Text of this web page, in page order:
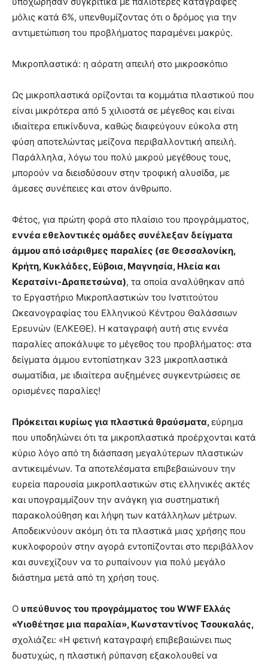
μόλις κατά 6%, υπενθυμίζοντας ότι ο δρόμος για την
αντιμετώπιση του προβλήματος παραμένει μακρύς.
Μικροπλαστικά: η αόρατη απειλή στο μικροσκόπιο
Ως μικροπλαστικά ορίζονται τα κομμάτια πλαστικού που
είναι μικρότερα από 5 χιλιοστά σε μέγεθος και είναι
ιδιαίτερα επικίνδυνα, καθώς διαφεύγουν εύκολα στη
φύση αποτελώντας μείζονα περιβαλλοντική απειλή.
Παράλληλα, λόγω του πολύ μικρού μεγέθους τους,
μπορούν να διεισδύσουν στην τροφική αλυσίδα, με
άμεσες συνέπειες και στον άνθρωπο.
Φέτος, για πρώτη φορά στο πλαίσιο του προγράμματος,
εννέα εθελοντικές ομάδες συνέλεξαν δείγματα
άμμου από ισάριθμες παραλίες (σε Θεσσαλονίκη,
Κρήτη, Κυκλάδες, Εύβοια, Μαγνησία, Ηλεία και
Κερατσίνι-Δραπετσώνα), τα οποία αναλύθηκαν από
το Εργαστήριο Μικροπλαστικών του Ινστιτούτου
Ωκεανογραφίας του Ελληνικού Κέντρου Θαλάσσιων
Ερευνών (ΕΛΚΕΘΕ). Η καταγραφή αυτή στις εννέα
παραλίες αποκάλυψε το μέγεθος του προβλήματος: στα
δείγματα άμμου εντοπίστηκαν 323 μικροπλαστικά
σωματίδια, με ιδιαίτερα αυξημένες συγκεντρώσεις σε
ορισμένες παραλίες!
Πρόκειται κυρίως για πλαστικά θραύσματα,εύρημα
που υποδηλώνει ότι τα μικροπλαστικά προέρχονται κατά
κύριο λόγο από τη διάσπαση μεγαλύτερων πλαστικών
αντικειμένων. Τα αποτελέσματα επιβεβαιώνουν την
ευρεία παρουσία μικροπλαστικών στις ελληνικές ακτές
και υπογραμμίζουν την ανάγκη για συστηματική
παρακολούθηση και λήψη των κατάλληλων μέτρων.
Αποδεικνύουν ακόμη ότι τα πλαστικά μιας χρήσης που
κυκλοφορούν στην αγορά εντοπίζονται στο περιβάλλον
και συνεχίζουν να το ρυπαίνουν για πολύ μεγάλο
διάστημα μετά από τη χρήση τους.
Ο υπεύθυνος του προγράμματος του WWF Ελλάς
«Υιοθέτησε μια παραλία», Κωνσταντίνος Τσουκαλάς,
σχολιάζει: «Η φετινή καταγραφή επιβεβαιώνει πως
δυστυχώς, η πλαστική ρύπανση εξακολουθεί να